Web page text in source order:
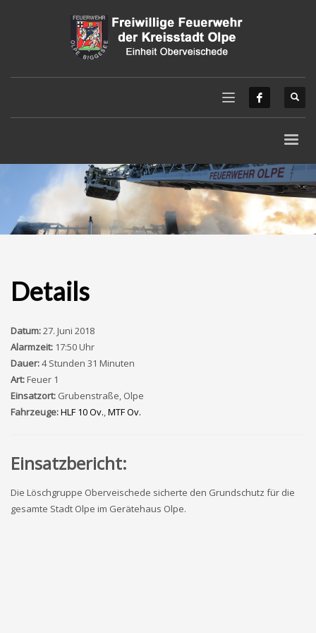
Details
Datum:27. Juni 2018
Alarmzeit: 17:50 Uhr
Dauer:4 Stunden 31 Minuten
Art:Feuer 1
Einsatzort: Grubenstraße, Olpe
Fahrzeuge:HLF 10 Ov.,MTF Ov.
Einsatzbericht:
Die Löschgruppe Oberveischede sicherte den Grundschutz für die
gesamte Stadt Olpe im Gerätehaus Olpe.